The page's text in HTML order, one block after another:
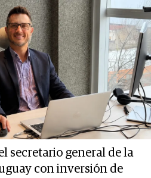
secretario general de la
con inversión de